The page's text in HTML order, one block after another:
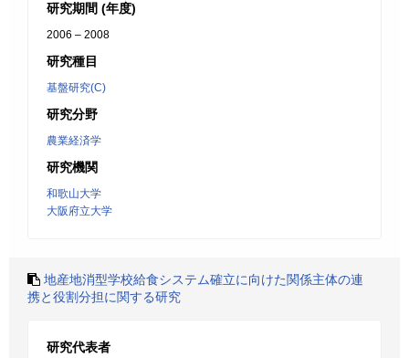
研究期間 (年度)
2006 – 2008
研究種目
基盤研究(C)
研究分野
農業経済学
研究機関
和歌山大学
大阪府立大学
地産地消型学校給食システム確立に向けた関係主体の連
携と役割分担に関する研究
研究代表者